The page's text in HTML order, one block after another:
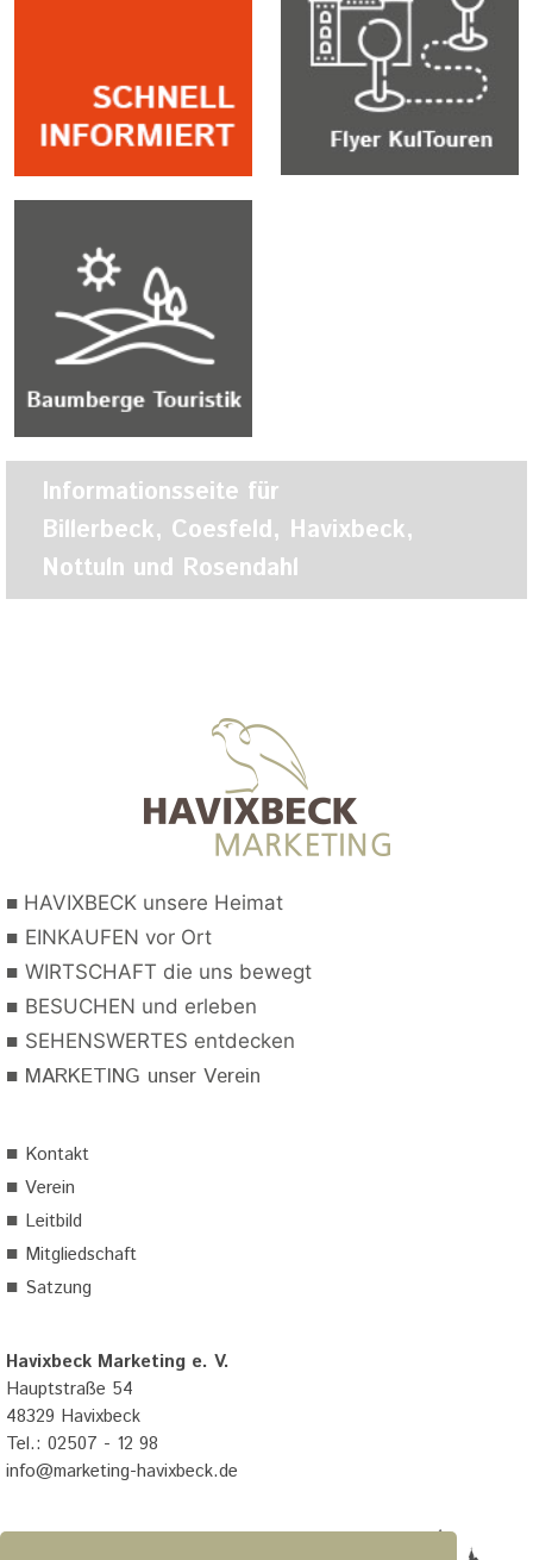
Informationsseite für
Billerbeck, Coesfeld, Havixbeck,
Nottuln und Rosendahl
■ HAVIXBECK unsere Heimat
■ EINKAUFEN vor Ort
■ WIRTSCHAFT die uns bewegt
■ BESUCHEN und erleben
■ SEHENSWERTES entdecken
■ MARKETING unser Verein
■ Kontakt
■ Verein
■ Leitbild
■ Mitgliedschaft
■ Satzung
Havixbeck Marketing e. V.
Hauptstraße 54
48329 Havixbeck
Tel.: 02507 - 12 98
info@marketing-havixbeck.de